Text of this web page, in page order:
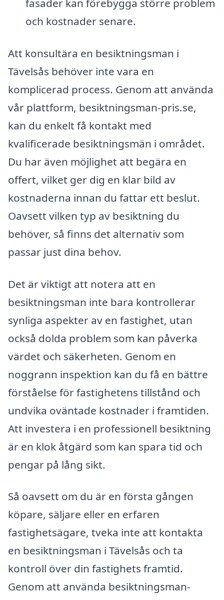
fasader kan förebygga större problem
och kostnader senare.
Att konsultära en besiktningsman i
Tävelsås behöver inte vara en
komplicerad process. Genom att använda
vår plattform, besiktningsman-pris.se,
kan du enkelt få kontakt med
kvalificerade besiktningsmän i området.
Du har även möjlighet att begära en
offert, vilket ger dig en klar bild av
kostnaderna innan du fattar ett beslut.
Oavsett vilken typ av besiktning du
behöver, så finns det alternativ som
passar just dina behov.
Det är viktigt att notera att en
besiktningsman inte bara kontrollerar
synliga aspekter av en fastighet, utan
också dolda problem som kan påverka
värdet och säkerheten. Genom en
noggrann inspektion kan du få en bättre
förståelse för fastighetens tillstånd och
undvika oväntade kostnader i framtiden.
Att investera i en professionell besiktning
är en klok åtgärd som kan spara tid och
pengar på lång sikt.
Så oavsett om du är en första gången
köpare, säljare eller en erfaren
fastighetsägare, tveka inte att kontakta
en besiktningsman i Tävelsås och ta
kontroll över din fastighets framtid.
Genom att använda besiktningsman-